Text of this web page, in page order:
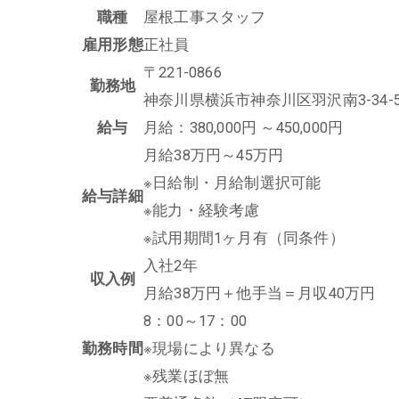
職種
屋根工事スタッフ
雇用形態正社員
勤務地
〒221-0866
神奈川県横浜市神奈川区羽沢南3-
給与
月給：380,000円 ～450,000円
給与詳細
月給38万円～45万円
※日給制・月給制選択可能
※能力・経験考慮
※試用期間1ヶ月有（同条件）
収入例
入社2年
月給38万円＋他手当＝月収40万円
勤務時間
8：00～17：00
※現場により異なる
※残業ほぼ無